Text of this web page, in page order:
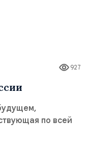
927
по всей